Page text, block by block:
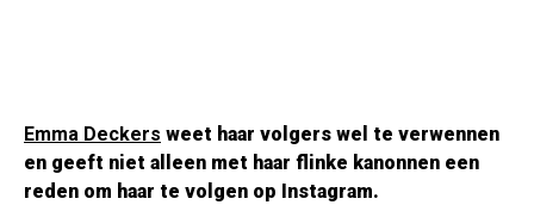
Emma Deckers weet haar volgers wel te verwennen
en geeft niet alleen met haar flinke kanonnen een
reden om haar te volgen op Instagram.